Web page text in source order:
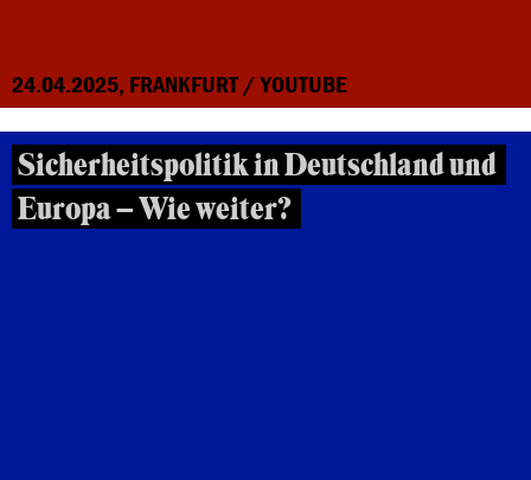
24.04.2025, FRANKFURT / YOUTUBE
Sicherheitspolitik in Deutschland und
Europa – Wie weiter?